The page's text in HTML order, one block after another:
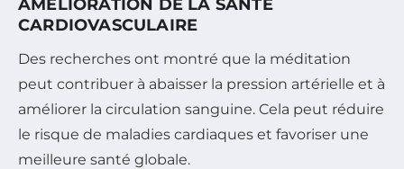
AMÉLIORATION DE LA SANTÉ
CARDIOVASCULAIRE
Des recherches ont montré que la méditation
peut contribuer à abaisser la pression artérielle et à
améliorer la circulation sanguine. Cela peut réduire
le risque de maladies cardiaques et favoriser une
meilleure santé globale.